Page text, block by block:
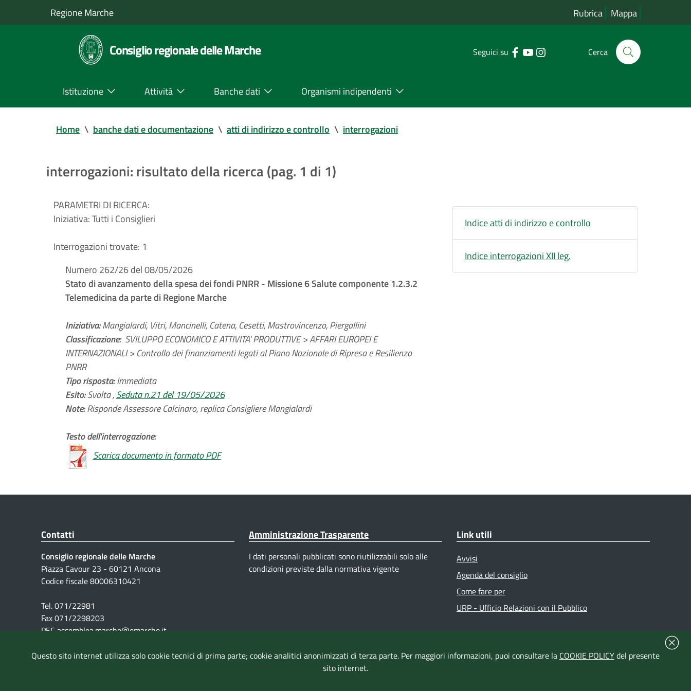
Regione Marche Rubrica Mappa
Consiglio regionale delle Marche Seguici su Cerca
Istituzione Attività Banche dati Organismi indipendenti
Home \ banche dati e documentazione \ atti di indirizzo e controllo \ interrogazioni
interrogazioni: risultato della ricerca (pag. 1 di 1)
PARAMETRI DI RICERCA:
Iniziativa:Tutti i Consiglieri
Interrogazioni trovate: 1
Numero 262/26 del 08/05/2026
Stato di avanzamento della spesa dei fondi PNRR - Missione 6 Salute componente 1.2.3.2
Telemedicina da parte di Regione Marche
Iniziativa:Mangialardi, Vitri, Mancinelli, Catena, Cesetti, Mastrovincenzo, Piergallini
Classificazione: SVILUPPO ECONOMICO E ATTIVITA' PRODUTTIVE > AFFARI EUROPEI E
INTERNAZIONALI > Controllo dei finanziamenti legati al Piano Nazionale di Ripresa e Resilienza
PNRR
Tipo risposta:Immediata
Esito:Svolta ,Seduta n.21 del 19/05/2026
Note:Risponde Assessore Calcinaro, replica Consigliere Mangialardi
Testo dell'interrogazione:
Scarica documento in formato PDF
Indice atti di indirizzo e controllo
Indice interrogazioni XII leg.
Contatti
Consiglio regionale delle Marche
Piazza Cavour 23 - 60121 Ancona
Codice fiscale 80006310421
Tel. 071/22981
Fax 071/2298203
PEC assemblea.marche@emarche.it
Amministrazione Trasparente
I dati personali pubblicati sono riutilizzabili solo alle
condizioni previste dalla normativa vigente
Link utili
Avvisi
Agenda del consiglio
Come fare per
URP - Ufficio Relazioni con il Pubblico
Questo sito internet utilizza solo cookie tecnici di prima parte; cookie analitici anonimizzati di terza parte. Per maggiori informazioni, puoi consultare la COOKIE POLICYdel presente
sito internet.